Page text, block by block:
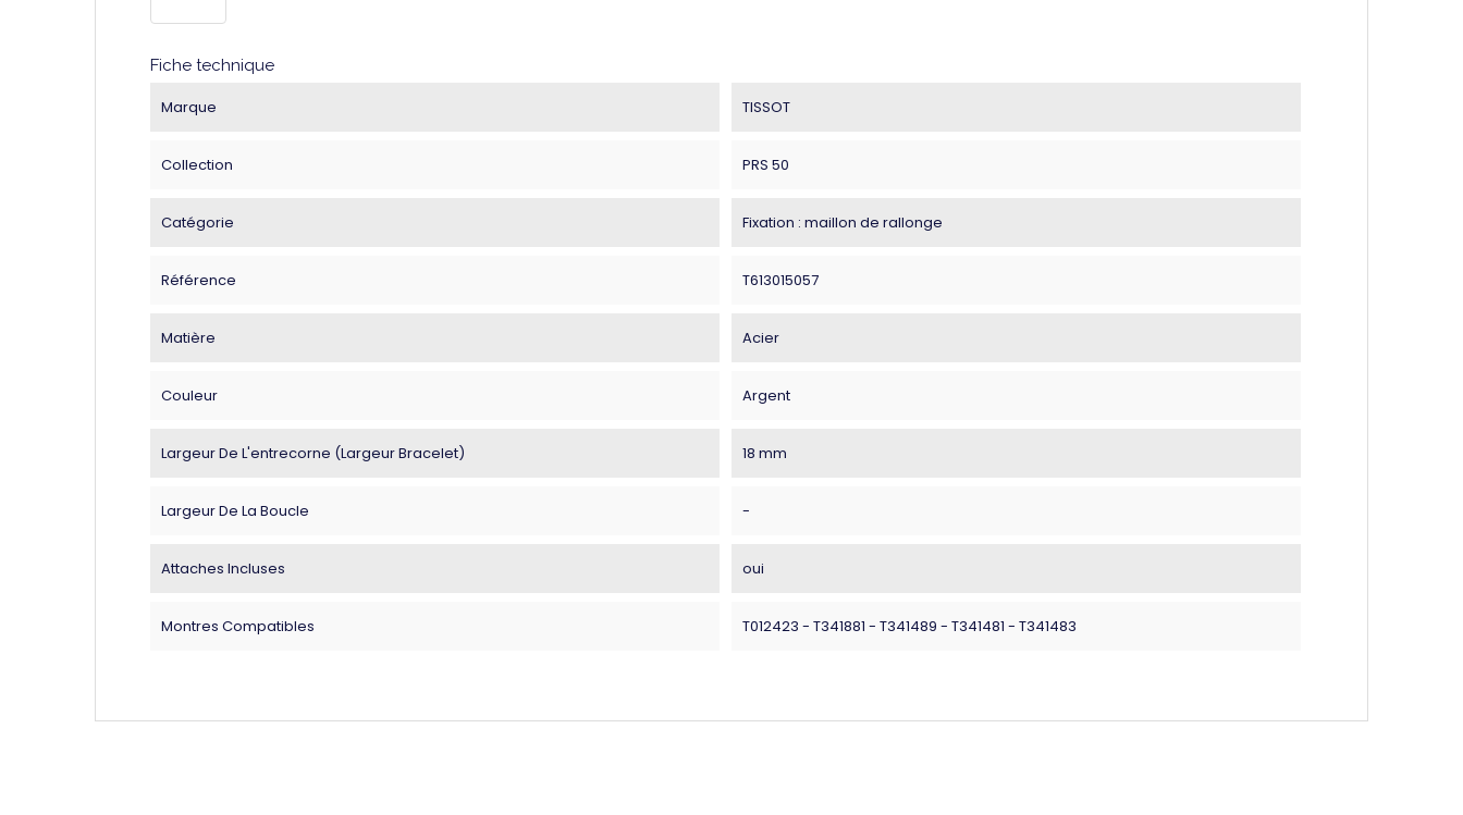
Fiche technique
Marque TISSOT
Collection PRS 50
Catégorie Fixation : maillon de rallonge
Référence T613015057
Matière Acier
Couleur Argent
Largeur De L'entrecorne (largeur Bracelet) 18 mm
Largeur De La Boucle -
Attaches Incluses oui
Montres Compatibles T012423 - T341881 - T341489 - T341481 - T341483